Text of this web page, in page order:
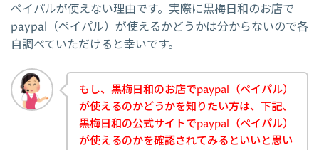
ペイパルが使えない理由です。実際に黒梅日和のお店で
paypal（ペイパル）が使えるかどうかは分からないので各
自調べていただけると幸いです。
もし、黒梅日和のお店でpaypal（ペイパル）
が使えるのかどうかを知りたい方は、下記、
黒梅日和の公式サイトでpaypal（ペイパル）
が使えるのかを確認されてみるといいと思い